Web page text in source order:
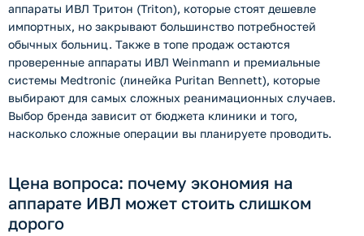
аппараты ИВЛ Тритон (Triton), которые стоят дешевле
импортных, но закрывают большинство потребностей
обычных больниц. Также в топе продаж остаются
проверенные аппараты ИВЛ Weinmann и премиальные
системы Medtronic (линейка Puritan Bennett), которые
выбирают для самых сложных реанимационных случаев.
Выбор бренда зависит от бюджета клиники и того,
насколько сложные операции вы планируете проводить.
Цена вопроса: почему экономия на
аппарате ИВЛ может стоить слишком
дорого